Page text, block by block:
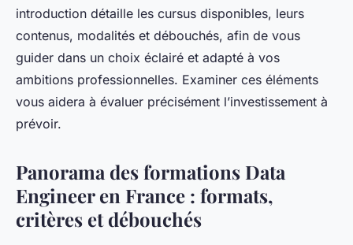
introduction détaille les cursus disponibles, leurs
contenus, modalités et débouchés, afin de vous
guider dans un choix éclairé et adapté à vos
ambitions professionnelles. Examiner ces éléments
vous aidera à évaluer précisément l’investissement à
prévoir.
Panorama des formations Data
Engineer en France : formats,
critères et débouchés